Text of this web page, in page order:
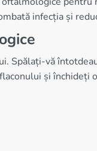
infecția și
Spălați-vă
și